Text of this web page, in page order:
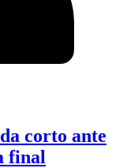
corto ante
final